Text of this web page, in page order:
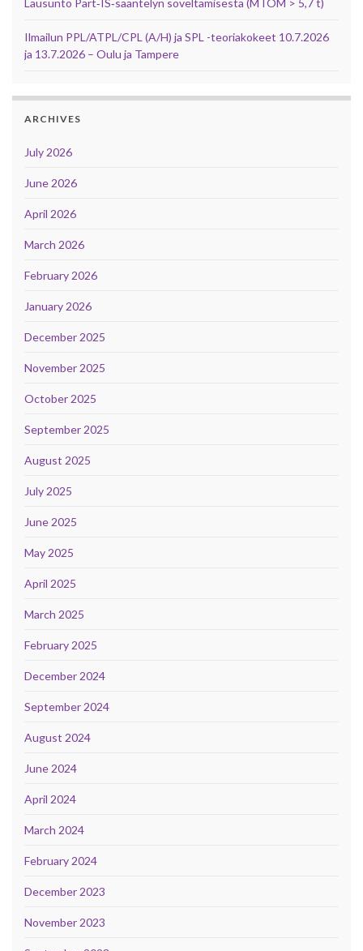
Lausunto Part‑IS‑sääntelyn soveltamisesta (MTOM > 5,7 t)
Ilmailun PPL/ATPL/CPL (A/H) ja SPL -teoriakokeet 10.7.2026
ja 13.7.2026 – Oulu ja Tampere
ARCHIVES
July 2026
June 2026
April 2026
March 2026
February 2026
January 2026
December 2025
November 2025
October 2025
September 2025
August 2025
July 2025
June 2025
May 2025
April 2025
March 2025
February 2025
December 2024
September 2024
August 2024
June 2024
April 2024
March 2024
February 2024
December 2023
November 2023